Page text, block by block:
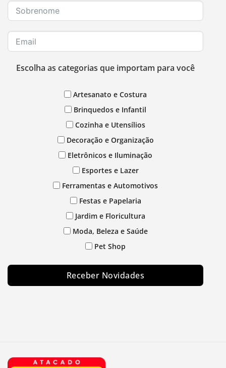
Escolha as categorias que importam para você
Artesanato e Costura
Brinquedos e Infantil
Cozinha e Utensílios
Decoração e Organização
Eletrônicos e Iluminação
Esportes e Lazer
Ferramentas e Automotivos
Festas e Papelaria
Jardim e Floricultura
Moda, Beleza e Saúde
Pet Shop
Receber Novidades